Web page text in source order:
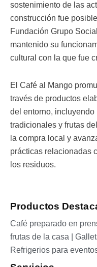
sostenimiento de las
construcción fue
Fundación Grupo
mantenido su
cultural con la que fue
El Café al Mango
través de productos
del entorno,
tradicionales y frutas
la compra local y
prácticas relacionadas
los residuos.
Productos
Café preparado en
frutas de la casa |
Refrigerios para eventos